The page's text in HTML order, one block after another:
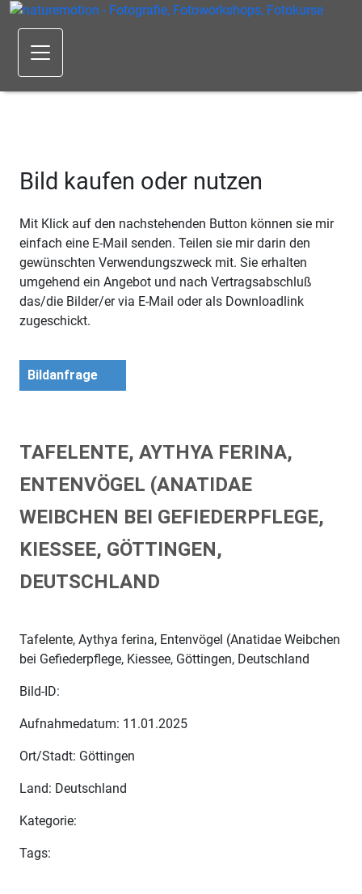
Bild kaufen oder nutzen
Mit Klick auf den nachstehenden Button können sie mir
einfach eine E-Mail senden. Teilen sie mir darin den
gewünschten Verwendungszweck mit. Sie erhalten
umgehend ein Angebot und nach Vertragsabschluß
das/die Bilder/er via E-Mail oder als Downloadlink
zugeschickt.
Bildanfrage
TAFELENTE, AYTHYA FERINA,
ENTENVÖGEL (ANATIDAE
WEIBCHEN BEI GEFIEDERPFLEGE,
KIESSEE, GÖTTINGEN,
DEUTSCHLAND
Tafelente, Aythya ferina, Entenvögel (Anatidae Weibchen
bei Gefiederpflege, Kiessee, Göttingen, Deutschland
Bild-ID:
Aufnahmedatum: 11.01.2025
Ort/Stadt: Göttingen
Land: Deutschland
Kategorie:
Tags: